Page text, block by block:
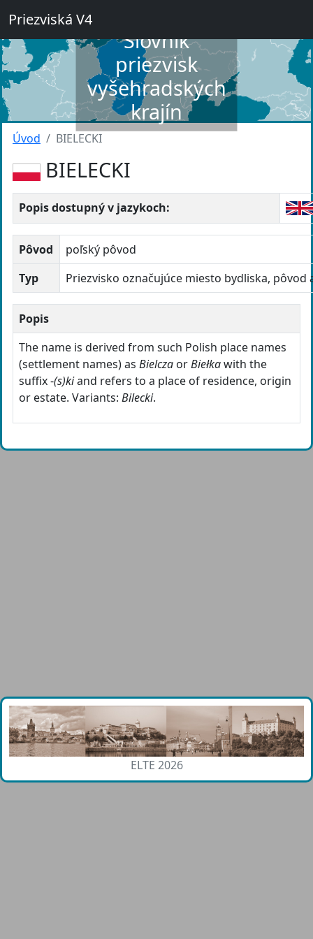
Priezviská V4
Slovník
priezvisk
vyšehradských
krajín
Úvod BIELECKI
BIELECKI
Popis dostupný v jazykoch:
Pôvod
poľský pôvod
Typ
Priezvisko označujúce miesto bydliska, pôvod
Popis
The name is derived from such Polish place names
(settlement names) as Bielcza orBiełkawith the
suffix -(s)kiand refers to a place of residence, origin
or estate. Variants: Bilecki.
ELTE 2026